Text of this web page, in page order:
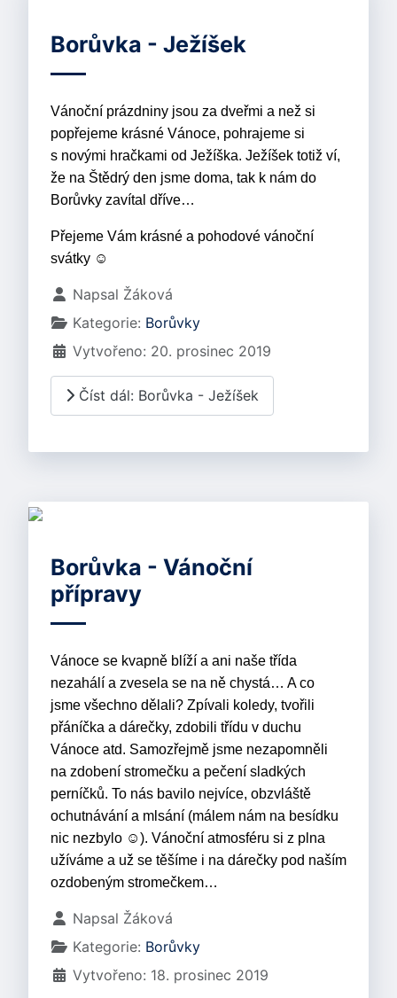
Borůvka - Ježíšek
Vánoční prázdniny jsou za dveřmi a než si
popřejeme krásné Vánoce, pohrajeme si
s novými hračkami od Ježíška. Ježíšek totiž ví,
že na Štědrý den jsme doma, tak k nám do
Borůvky zavítal dříve…
Přejeme Vám krásné a pohodové vánoční
svátky ☺
Základní údaje
Napsal Žáková
Kategorie: Borůvky
Vytvořeno: 20. prosinec 2019
Číst dál: Borůvka - Ježíšek
Borůvka - Vánoční
přípravy
Vánoce se kvapně blíží a ani naše třída
nezahálí a zvesela se na ně chystá… A co
jsme všechno dělali? Zpívali koledy, tvořili
přáníčka a dárečky, zdobili třídu v duchu
Vánoce atd. Samozřejmě jsme nezapomněli
na zdobení stromečku a pečení sladkých
perníčků. To nás bavilo nejvíce, obzvláště
ochutnávání a mlsání (málem nám na besídku
nic nezbylo ☺). Vánoční atmosféru si z plna
užíváme a už se těšíme i na dárečky pod naším
ozdobeným stromečkem…
Základní údaje
Napsal Žáková
Kategorie: Borůvky
Vytvořeno: 18. prosinec 2019